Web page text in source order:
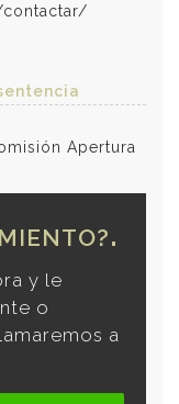
Apertura
y le
o
a